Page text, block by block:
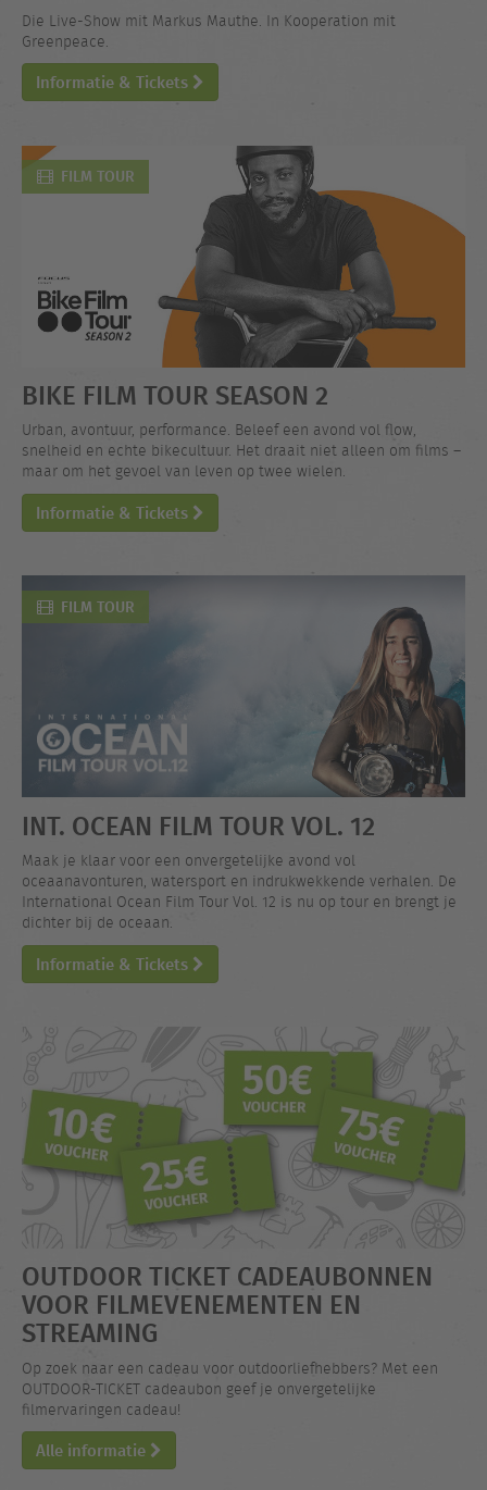
Die Live-Show mit Markus Mauthe. In Kooperation mit
Greenpeace.
Informatie & Tickets
FILM TOUR
BIKE FILM TOUR SEASON 2
Urban, avontuur, performance. Beleef een avond vol flow,
snelheid en echte bikecultuur. Het draait niet alleen om films –
maar om het gevoel van leven op twee wielen.
Informatie & Tickets
FILM TOUR
INT. OCEAN FILM TOUR VOL. 12
Maak je klaar voor een onvergetelijke avond vol
oceaanavonturen, watersport en indrukwekkende verhalen. De
International Ocean Film Tour Vol. 12 is nu op tour en brengt je
dichter bij de oceaan.
Informatie & Tickets
OUTDOOR TICKET CADEAUBONNEN
VOOR FILMEVENEMENTEN EN
STREAMING
Op zoek naar een cadeau voor outdoorliefhebbers? Met een
OUTDOOR-TICKET cadeaubon geef je onvergetelijke
filmervaringen cadeau!
Alle informatie